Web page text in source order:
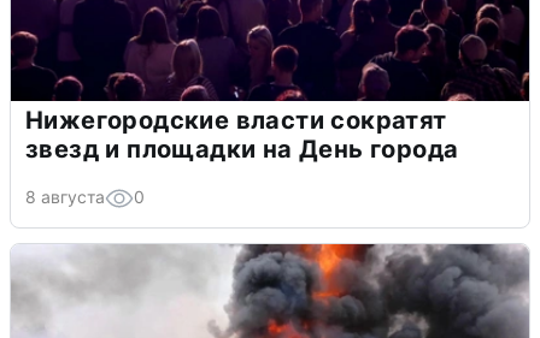
Нижегородские власти сократят
звезд и площадки на День города
8 августа 0